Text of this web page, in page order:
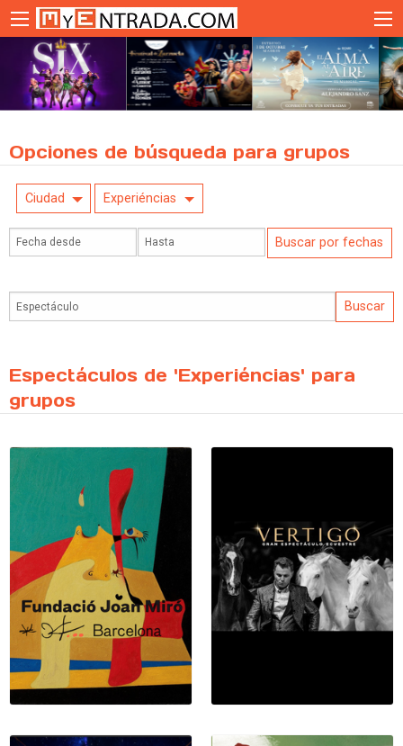
Opciones de búsqueda para grupos
Ciudad Experiéncias
Espectáculos de 'Experiéncias' para
grupos